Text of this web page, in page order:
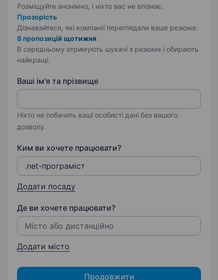
Розміщуйте анонімно, і ніхто вас не впізнає.
Прозорість
Дізнавайтеся, які компанії переглядали ваше резюме.
8 пропозицій щотижня
В середньому отримують шукачі з резюме і обирають
найкращі.
Ваші ім'я та прізвище
Ніхто не побачить ваші особисті дані без вашого
дозволу.
Ким ви хочете працювати?
Додати посаду
Де ви хочете працювати?
Додати місто
Продовжити